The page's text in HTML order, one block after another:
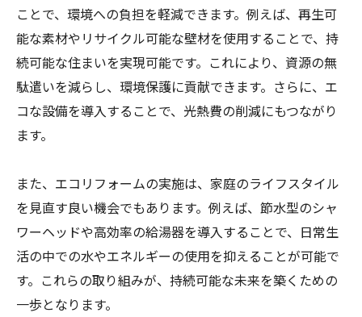
ことで、環境への負担を軽減できます。例えば、再生可
能な素材やリサイクル可能な壁材を使用することで、持
続可能な住まいを実現可能です。これにより、資源の無
駄遣いを減らし、環境保護に貢献できます。さらに、エ
コな設備を導入することで、光熱費の削減にもつながり
ます。
また、エコリフォームの実施は、家庭のライフスタイル
を見直す良い機会でもあります。例えば、節水型のシャ
ワーヘッドや高効率の給湯器を導入することで、日常生
活の中での水やエネルギーの使用を抑えることが可能で
す。これらの取り組みが、持続可能な未来を築くための
一歩となります。